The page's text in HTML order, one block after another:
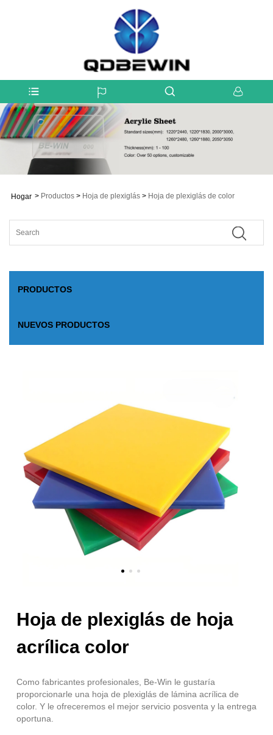
Hogar > Productos > Hoja de plexiglás > Hoja de plexiglás de color
PRODUCTOS
NUEVOS PRODUCTOS
Hoja de plexiglás de hoja
acrílica color
Como fabricantes profesionales, Be-Win le gustaría
proporcionarle una hoja de plexiglás de lámina acrílica de
color. Y le ofreceremos el mejor servicio posventa y la entrega
oportuna.